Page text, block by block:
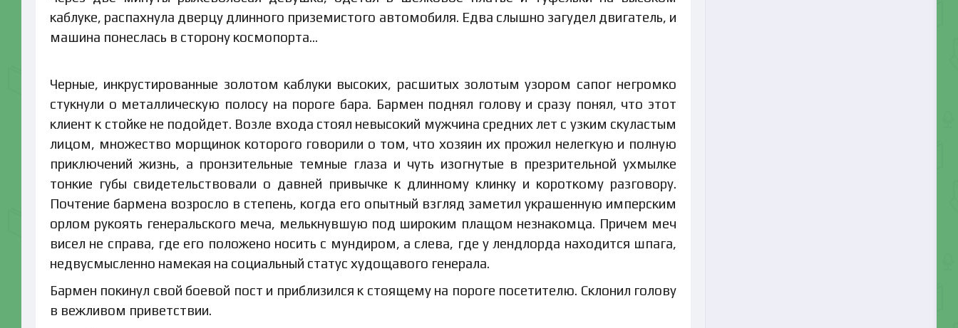
каблуке, распахнула дверцу длинного приземистого автомобиля. Едва слышно загудел двигатель, и
машина понеслась в сторону космопорта…
Черные, инкрустированные золотом каблуки высоких, расшитых золотым узором сапог негромко
стукнули о металлическую полосу на пороге бара. Бармен поднял голову и сразу понял, что этот
клиент к стойке не подойдет. Возле входа стоял невысокий мужчина средних лет с узким скуластым
лицом, множество морщинок которого говорили о том, что хозяин их прожил нелегкую и полную
приключений жизнь, а пронзительные темные глаза и чуть изогнутые в презрительной ухмылке
тонкие губы свидетельствовали о давней привычке к длинному клинку и короткому разговору.
Почтение бармена возросло в степень, когда его опытный взгляд заметил украшенную имперским
орлом рукоять генеральского меча, мелькнувшую под широким плащом незнакомца. Причем меч
висел не справа, где его положено носить с мундиром, а слева, где у лендлорда находится шпага,
недвусмысленно намекая на социальный статус худощавого генерала.
Бармен покинул свой боевой пост и приблизился к стоящему на пороге посетителю. Склонил голову
в вежливом приветствии.